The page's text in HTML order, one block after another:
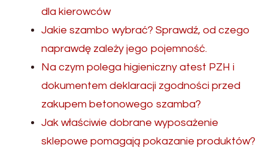
dla kierowców
Jakie szambo wybrać? Sprawdź, od czego
naprawdę zależy jego pojemność.
Na czym polega higieniczny atest PZH i
dokumentem deklaracji zgodności przed
zakupem betonowego szamba?
Jak właściwie dobrane wyposażenie
sklepowe pomagają pokazanie produktów?